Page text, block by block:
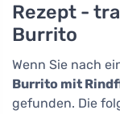
Rezept -
Burrito
Wenn Sie nach
Burrito mit
gefunden. Die